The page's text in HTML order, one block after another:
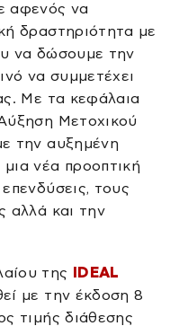
αφενός να
δραστηριότητα με
να δώσουμε την
να συμμετέχει
Με τα κεφάλαια
Μετοχικού
την αυξημένη
νέα προοπτική
τους
αλλά και την
της
IDEAL
με την έκδοση 8
τιμής διάθεσης